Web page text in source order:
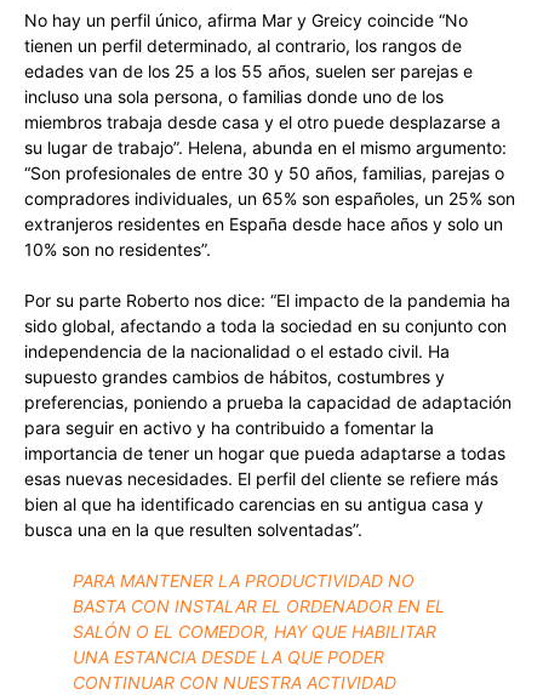
No hay un perfil único, afirma Mar y Greicy coincide “No
tienen un perfil determinado, al contrario, los rangos de
edades van de los 25 a los 55 años, suelen ser parejas e
incluso una sola persona, o familias donde uno de los
miembros trabaja desde casa y el otro puede desplazarse a
su lugar de trabajo”. Helena, abunda en el mismo argumento:
“Son profesionales de entre 30 y 50 años, familias, parejas o
compradores individuales, un 65% son españoles, un 25% son
extranjeros residentes en España desde hace años y solo un
10% son no residentes”.
Por su parte Roberto nos dice: “El impacto de la pandemia ha
sido global, afectando a toda la sociedad en su conjunto con
independencia de la nacionalidad o el estado civil. Ha
supuesto grandes cambios de hábitos, costumbres y
preferencias, poniendo a prueba la capacidad de adaptación
para seguir en activo y ha contribuido a fomentar la
importancia de tener un hogar que pueda adaptarse a todas
esas nuevas necesidades. El perfil del cliente se refiere más
bien al que ha identificado carencias en su antigua casa y
busca una en la que resulten solventadas”.
PARA MANTENER LA PRODUCTIVIDAD NO
BASTA CON INSTALAR EL ORDENADOR EN EL
SALÓN O EL COMEDOR, HAY QUE HABILITAR
UNA ESTANCIA DESDE LA QUE PODER
CONTINUAR CON NUESTRA ACTIVIDAD